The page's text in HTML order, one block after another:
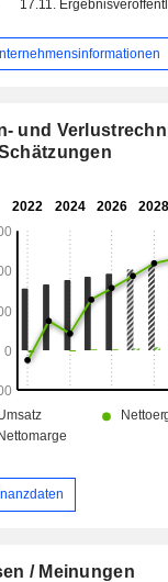
(9,1 %):
Fahrkartenkauf,
Aufzüge für
, Klima- und
verteilt sich
(14,3 %), Europa
%), Asien/Pazifik
Afrika/Zentralasien
17.11.
und
/ Meinungen